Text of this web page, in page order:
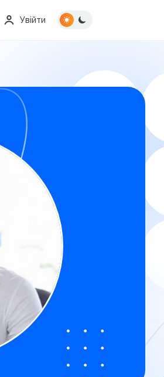
Увійти